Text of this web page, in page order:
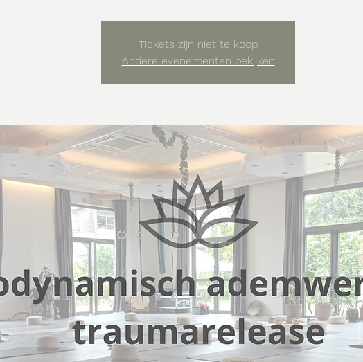
Tickets zijn niet te koop
Andere evenementen bekijken